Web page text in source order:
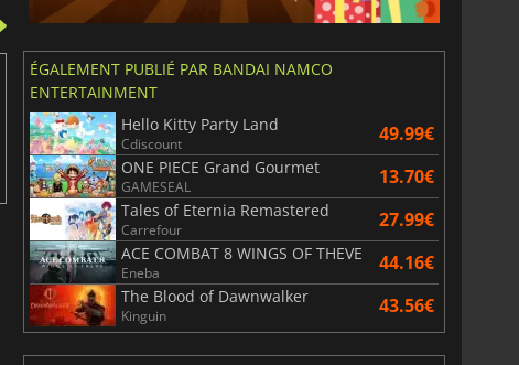
ÉGALEMENT PUBLIÉ PAR BANDAI NAMCO
ENTERTAINMENT
Hello Kitty Party Land
Cdiscount 49.99€
ONE PIECE Grand Gourmet
GAMESEAL 13.70€
Tales of Eternia Remastered
Carrefour 27.99€
ACE COMBAT 8 WINGS OF THEVE
Eneba 44.16€
The Blood of Dawnwalker
Kinguin 43.56€